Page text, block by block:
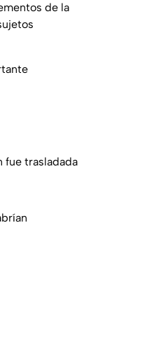
de la
fue trasladada